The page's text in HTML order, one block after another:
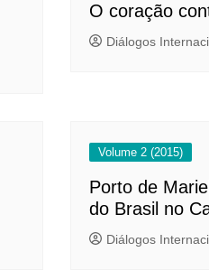
O coração
Diálogos
Volume 2 (2015)
Porto de
do Brasil no
Diálogos